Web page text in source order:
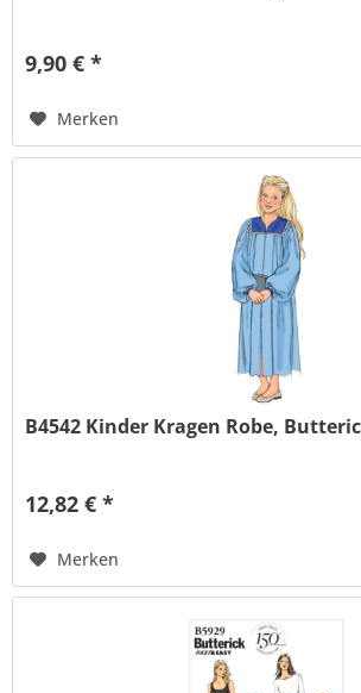
9,90 € *
Merken
B4542 Kinder Kragen Robe,
12,82 € *
Merken